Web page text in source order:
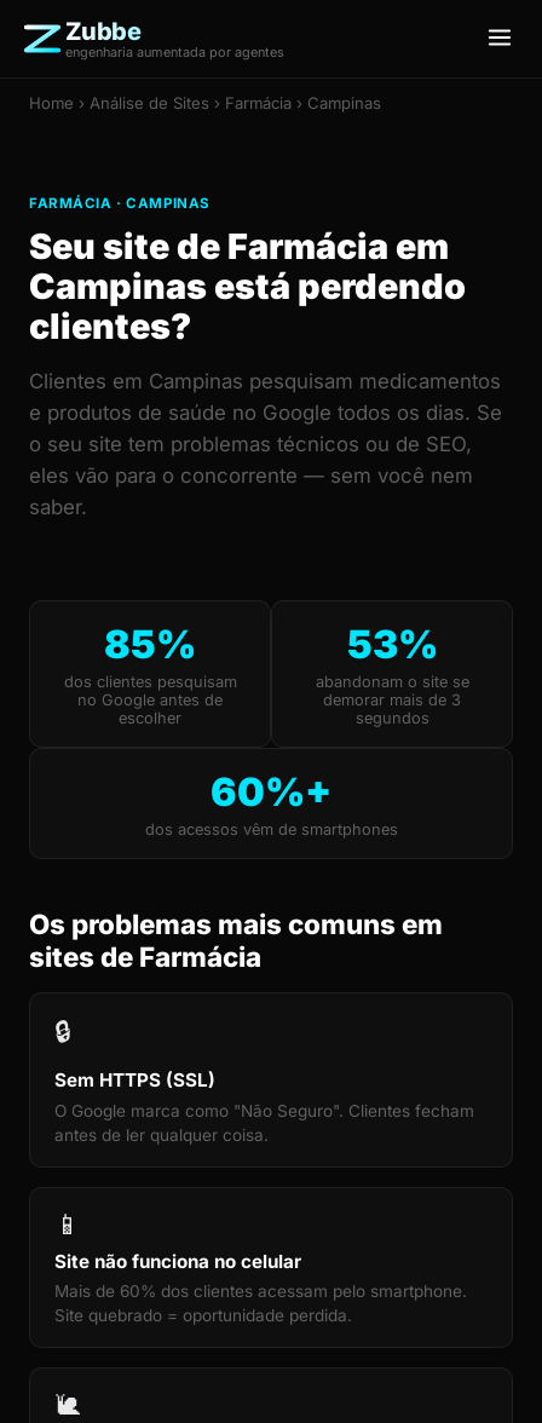
Zubbe
engenharia aumentada por agentes
Home › Análise de Sites › Farmácia › Campinas
FARMÁCIA · CAMPINAS
Seu site de Farmácia em
Campinas está perdendo
clientes?
Clientes em Campinas pesquisam medicamentos
e produtos de saúde no Google todos os dias. Se
o seu site tem problemas técnicos ou de SEO,
eles vão para o concorrente — sem você nem
saber.
85%
dos clientes pesquisam
no Google antes de
escolher
53%
abandonam o site se
demorar mais de 3
segundos
60%+
dos acessos vêm de smartphones
Os problemas mais comuns em
sites de Farmácia
🔒
Sem HTTPS (SSL)
O Google marca como "Não Seguro". Clientes fecham
antes de ler qualquer coisa.
📱
Site não funciona no celular
Mais de 60% dos clientes acessam pelo smartphone.
Site quebrado = oportunidade perdida.
🐌